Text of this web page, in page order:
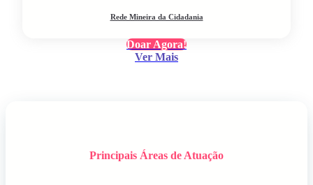
Rede Mineira da Cidadania
Doar Agora!
Ver Mais
Principais Áreas de Atuação